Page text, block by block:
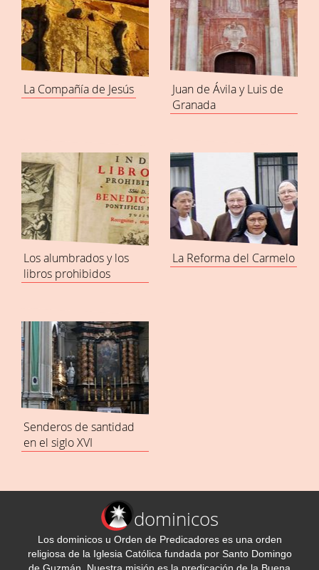
La Compañía de Jesús
Juan de Ávila y Luis de
Granada
Los alumbrados y los
libros prohibidos
La Reforma del Carmelo
Senderos de santidad
en el siglo XVI
dominicos
Los dominicos u Orden de Predicadores es una orden
religiosa de la Iglesia Católica fundada por Santo Domingo